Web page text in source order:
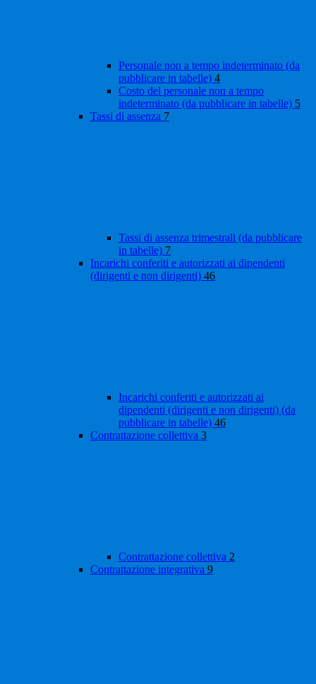
Personale non a tempo indeterminato (da
pubblicare in tabelle) 4
Costo del personale non a tempo
indeterminato (da pubblicare in tabelle) 5
Tassi di assenza 7
Tassi di assenza trimestrali (da pubblicare
in tabelle) 7
Incarichi conferiti e autorizzati ai dipendenti
(dirigenti e non dirigenti) 46
Incarichi conferiti e autorizzati ai
dipendenti (dirigenti e non dirigenti) (da
pubblicare in tabelle) 46
Contrattazione collettiva 3
Contrattazione collettiva 2
Contrattazione integrativa 9